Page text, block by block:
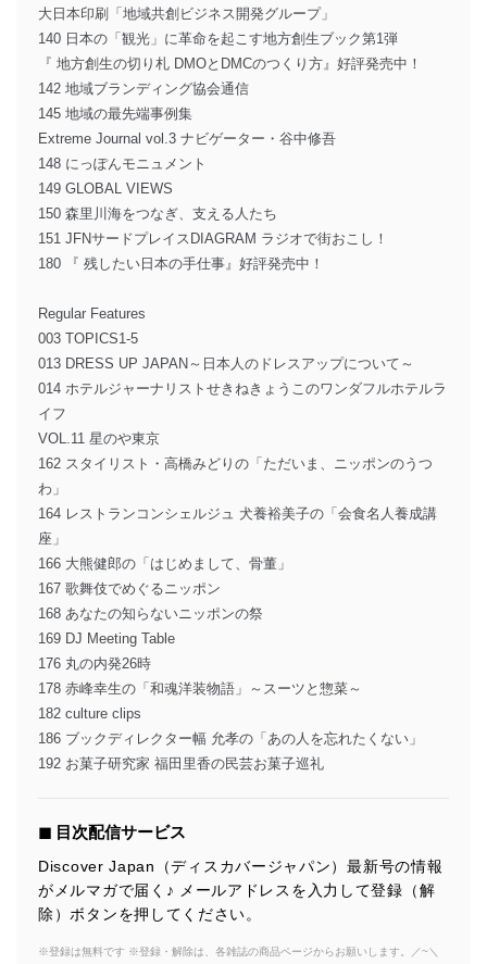
大日本印刷「地域共創ビジネス開発グループ」
140 日本の「観光」に革命を起こす地方創生ブック第1弾
『 地方創生の切り札 DMOとDMCのつくり方』好評発売中！
142 地域ブランディング協会通信
145 地域の最先端事例集
Extreme Journal vol.3 ナビゲーター・谷中修吾
148 にっぽんモニュメント
149 GLOBAL VIEWS
150 森里川海をつなぎ、支える人たち
151 JFNサードプレイスDIAGRAM ラジオで街おこし！
180 『 残したい日本の手仕事』好評発売中！
Regular Features
003 TOPICS1-5
013 DRESS UP JAPAN～日本人のドレスアップについて～
014 ホテルジャーナリストせきねきょうこのワンダフルホテルラ
イフ
VOL.11 星のや東京
162 スタイリスト・高橋みどりの「ただいま、ニッポンのうつ
わ」
164 レストランコンシェルジュ 犬養裕美子の「会食名人養成講
座」
166 大熊健郎の「はじめまして、骨董」
167 歌舞伎でめぐるニッポン
168 あなたの知らないニッポンの祭
169 DJ Meeting Table
176 丸の内発26時
178 赤峰幸生の「和魂洋装物語」～スーツと惣菜～
182 culture clips
186 ブックディレクター幅 允孝の「あの人を忘れたくない」
192 お菓子研究家 福田里香の民芸お菓子巡礼
◼︎ 目次配信サービス
Discover Japan（ディスカバージャパン）最新号の情報
がメルマガで届く♪ メールアドレスを入力して登録（解
除）ボタンを押してください。
※登録は無料です ※登録・解除は、各雑誌の商品ページからお願いします。／~＼